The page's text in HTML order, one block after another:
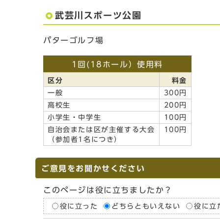
武芸川スポーツ公園
パターゴルフ場
1回(18ホール）使用料
区分
料金
一般
300円
高校生
200円
小学生・中学生
100円
自治会または区が主催する大会
（参加者1名につき）
100円
ご意見をお聞かせください
このページは役に立ちましたか？
役に立った どちらともいえない 役に立